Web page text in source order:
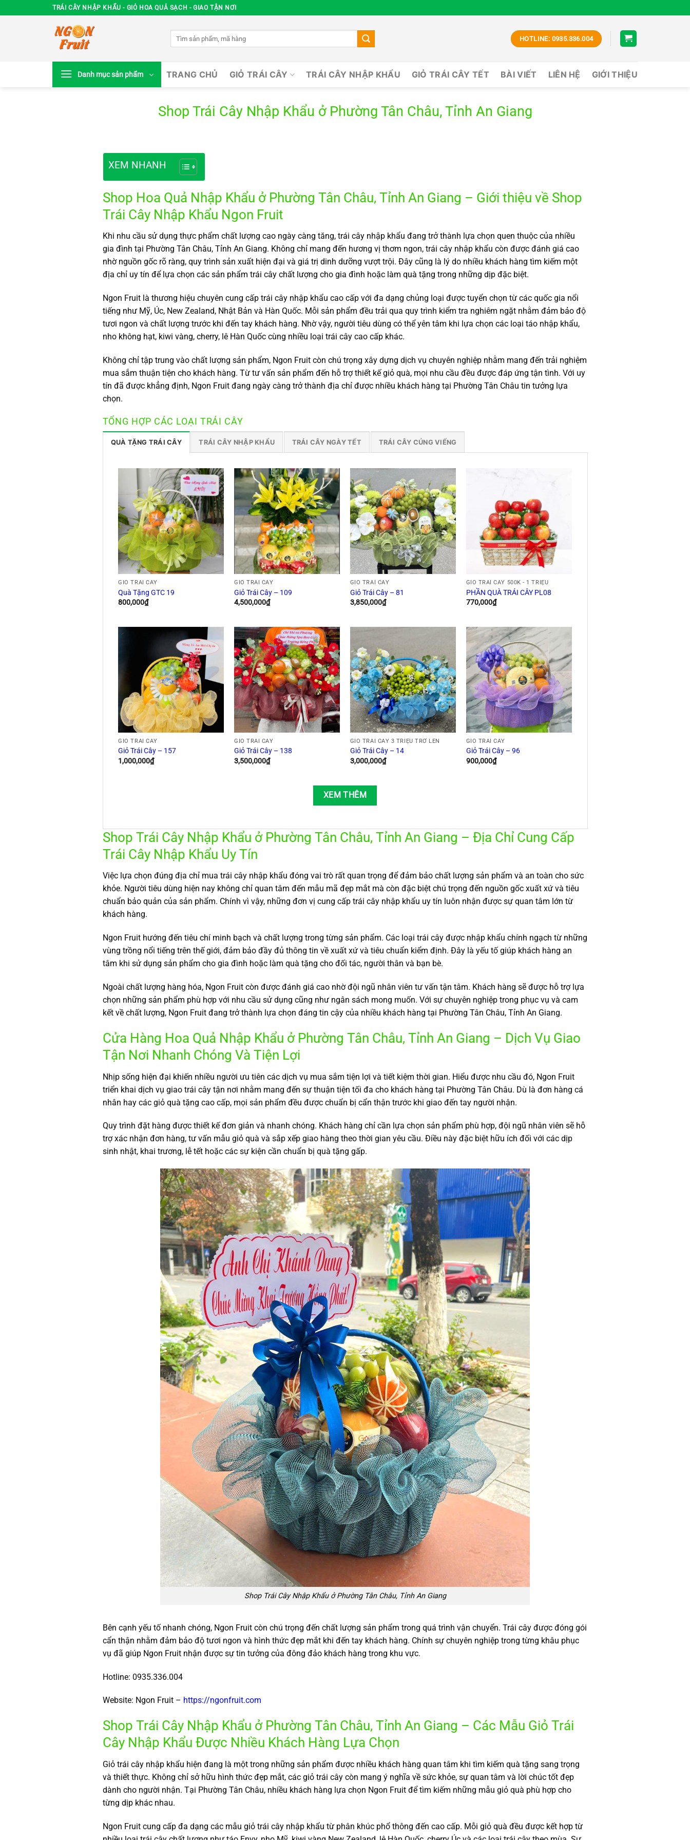
đến
TRÁI CÂY NHẬP KHẨU - GIỎ HOA QUẢ SẠCH - GIAO TẬN NƠI
HOTLINE: 0935.336.004
Danh mục sản phẩm TRANG CHỦ GIỎ TRÁI CÂY TRÁI CÂY NHẬP KHẨU GIỎ TRÁI CÂY TẾT BÀI VIẾT LIÊN HỆ GIỚI THIỆU
Shop Trái Cây Nhập Khẩu ở Phường Tân Châu, Tỉnh An Giang
XEM NHANH
Shop Hoa Quả Nhập Khẩu ở Phường Tân Châu, Tỉnh An Giang – Giới thiệu về Shop
Trái Cây Nhập Khẩu Ngon Fruit
Khi nhu cầu sử dụng thực phẩm chất lượng cao ngày càng tăng, trái cây nhập khẩu đang trở thành lựa chọn quen thuộc của nhiều
gia đình tại Phường Tân Châu, Tỉnh An Giang. Không chỉ mang đến hương vị thơm ngon, trái cây nhập khẩu còn được đánh giá cao
nhờ nguồn gốc rõ ràng, quy trình sản xuất hiện đại và giá trị dinh dưỡng vượt trội. Đây cũng là lý do nhiều khách hàng tìm kiếm một
địa chỉ uy tín để lựa chọn các sản phẩm trái cây chất lượng cho gia đình hoặc làm quà tặng trong những dịp đặc biệt.
Ngon Fruit là thương hiệu chuyên cung cấp trái cây nhập khẩu cao cấp với đa dạng chủng loại được tuyển chọn từ các quốc gia nổi
tiếng như Mỹ, Úc, New Zealand, Nhật Bản và Hàn Quốc. Mỗi sản phẩm đều trải qua quy trình kiểm tra nghiêm ngặt nhằm đảm bảo độ
tươi ngon và chất lượng trước khi đến tay khách hàng. Nhờ vậy, người tiêu dùng có thể yên tâm khi lựa chọn các loại táo nhập khẩu,
nho không hạt, kiwi vàng, cherry, lê Hàn Quốc cùng nhiều loại trái cây cao cấp khác.
Không chỉ tập trung vào chất lượng sản phẩm, Ngon Fruit còn chú trọng xây dựng dịch vụ chuyên nghiệp nhằm mang đến trải nghiệm
mua sắm thuận tiện cho khách hàng. Từ tư vấn sản phẩm đến hỗ trợ thiết kế giỏ quà, mọi nhu cầu đều được đáp ứng tận tình. Với uy
tín đã được khẳng định, Ngon Fruit đang ngày càng trở thành địa chỉ được nhiều khách hàng tại Phường Tân Châu tin tưởng lựa
chọn.
TỔNG HỢP CÁC LOẠI TRÁI CÂY
QUÀ TẶNG TRÁI CÂY TRÁI CÂY NHẬP KHẨU TRÁI CÂY NGÀY TẾT TRÁI CÂY CÚNG VIẾNG
GIỎ TRÁI CÂY
Quà Tặng GTC 19
800,000₫
GIỎ TRÁI CÂY
Giỏ Trái Cây – 109
4,500,000₫
GIỎ TRÁI CÂY
Giỏ Trái Cây – 81
3,850,000₫
GIỎ TRÁI CÂY 500K - 1 TRIỆU
PHẦN QUÀ TRÁI CÂY PL08
770,000₫
GIỎ TRÁI CÂY
Giỏ Trái Cây – 157
1,000,000₫
GIỎ TRÁI CÂY
Giỏ Trái Cây – 138
3,500,000₫
GIỎ TRÁI CÂY 3 TRIỆU TRỞ LÊN
Giỏ Trái Cây – 14
3,000,000₫
GIỎ TRÁI CÂY
Giỏ Trái Cây – 96
900,000₫
XEM THÊM
Shop Trái Cây Nhập Khẩu ở Phường Tân Châu, Tỉnh An Giang – Địa Chỉ Cung Cấp
Trái Cây Nhập Khẩu Uy Tín
Việc lựa chọn đúng địa chỉ mua trái cây nhập khẩu đóng vai trò rất quan trọng để đảm bảo chất lượng sản phẩm và an toàn cho sức
khỏe. Người tiêu dùng hiện nay không chỉ quan tâm đến mẫu mã đẹp mắt mà còn đặc biệt chú trọng đến nguồn gốc xuất xứ và tiêu
chuẩn bảo quản của sản phẩm. Chính vì vậy, những đơn vị cung cấp trái cây nhập khẩu uy tín luôn nhận được sự quan tâm lớn từ
khách hàng.
Ngon Fruit hướng đến tiêu chí minh bạch và chất lượng trong từng sản phẩm. Các loại trái cây được nhập khẩu chính ngạch từ những
vùng trồng nổi tiếng trên thế giới, đảm bảo đầy đủ thông tin về xuất xứ và tiêu chuẩn kiểm định. Đây là yếu tố giúp khách hàng an
tâm khi sử dụng sản phẩm cho gia đình hoặc làm quà tặng cho đối tác, người thân và bạn bè.
Ngoài chất lượng hàng hóa, Ngon Fruit còn được đánh giá cao nhờ đội ngũ nhân viên tư vấn tận tâm. Khách hàng sẽ được hỗ trợ lựa
chọn những sản phẩm phù hợp với nhu cầu sử dụng cũng như ngân sách mong muốn. Với sự chuyên nghiệp trong phục vụ và cam
kết về chất lượng, Ngon Fruit đang trở thành lựa chọn đáng tin cậy của nhiều khách hàng tại Phường Tân Châu, Tỉnh An Giang.
Cửa Hàng Hoa Quả Nhập Khẩu ở Phường Tân Châu, Tỉnh An Giang – Dịch Vụ Giao
Tận Nơi Nhanh Chóng Và Tiện Lợi
Nhịp sống hiện đại khiến nhiều người ưu tiên các dịch vụ mua sắm tiện lợi và tiết kiệm thời gian. Hiểu được nhu cầu đó, Ngon Fruit
triển khai dịch vụ giao trái cây tận nơi nhằm mang đến sự thuận tiện tối đa cho khách hàng tại Phường Tân Châu. Dù là đơn hàng cá
nhân hay các giỏ quà tặng cao cấp, mọi sản phẩm đều được chuẩn bị cẩn thận trước khi giao đến tay người nhận.
Quy trình đặt hàng được thiết kế đơn giản và nhanh chóng. Khách hàng chỉ cần lựa chọn sản phẩm phù hợp, đội ngũ nhân viên sẽ hỗ
trợ xác nhận đơn hàng, tư vấn mẫu giỏ quà và sắp xếp giao hàng theo thời gian yêu cầu. Điều này đặc biệt hữu ích đối với các dịp
sinh nhật, khai trương, lễ tết hoặc các sự kiện cần chuẩn bị quà tặng gấp.
Shop Trái Cây Nhập Khẩu ở Phường Tân Châu, Tỉnh An Giang
Bên cạnh yếu tố nhanh chóng, Ngon Fruit còn chú trọng đến chất lượng sản phẩm trong quá trình vận chuyển. Trái cây được đóng gói
cẩn thận nhằm đảm bảo độ tươi ngon và hình thức đẹp mắt khi đến tay khách hàng. Chính sự chuyên nghiệp trong từng khâu phục
vụ đã giúp Ngon Fruit nhận được sự tin tưởng của đông đảo khách hàng trong khu vực.
Hotline: 0935.336.004
Website: Ngon Fruit – https://ngonfruit.com
Shop Trái Cây Nhập Khẩu ở Phường Tân Châu, Tỉnh An Giang – Các Mẫu Giỏ Trái
Cây Nhập Khẩu Được Nhiều Khách Hàng Lựa Chọn
Giỏ trái cây nhập khẩu hiện đang là một trong những sản phẩm được nhiều khách hàng quan tâm khi tìm kiếm quà tặng sang trọng
và thiết thực. Không chỉ sở hữu hình thức đẹp mắt, các giỏ trái cây còn mang ý nghĩa về sức khỏe, sự quan tâm và lời chúc tốt đẹp
dành cho người nhận. Tại Phường Tân Châu, nhiều khách hàng lựa chọn Ngon Fruit để tìm kiếm những mẫu giỏ quà phù hợp cho
từng dịp khác nhau.
Ngon Fruit cung cấp đa dạng các mẫu giỏ trái cây nhập khẩu từ phân khúc phổ thông đến cao cấp. Mỗi giỏ quà đều được kết hợp từ